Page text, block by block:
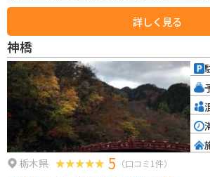
開放され、多くの人々に親しまれるようになりまし
弾けていた高級温泉街ですが、現在その多くは衰退
も見どころです。 泉質はアルカリ性単純温泉で、肌に優しく、疲労回復やリ
ウマチ、神経痛などに効能があるとされています。
美を楽しみながら露天風呂に浸かることができ、四
魅力です。周辺には、東武ワールドスクウェアや日
ットも多く、温泉と観光の両方を楽しめる温泉地と
の観光客が訪れます。
詳しく見る
神橋
栃木県 5 （口コミ1件）